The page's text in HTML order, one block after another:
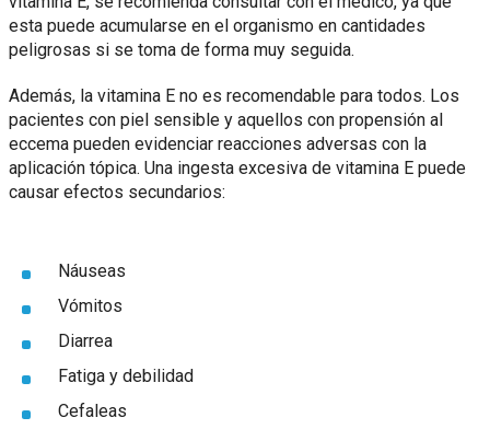
esta puede acumularse en el organismo en cantidades
peligrosas si se toma de forma muy seguida.
Además, la vitamina E no es recomendable para todos. Los
pacientes con piel sensible y aquellos con propensión al
eccema pueden evidenciar reacciones adversas con la
aplicación tópica. Una ingesta excesiva de vitamina E puede
causar efectos secundarios:
Náuseas
Vómitos
Diarrea
Fatiga y debilidad
Cefaleas